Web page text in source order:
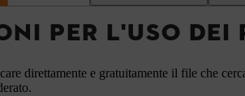
PER L'USO DEI
direttamente e gratuitamente il file che